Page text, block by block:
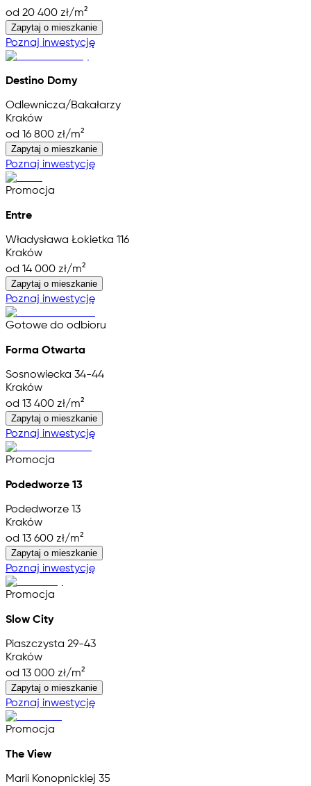
od 20 400 zł/m²
Zapytaj o mieszkanie
Poznaj inwestycję
Destino Domy
Odlewnicza/Bakałarzy
Kraków
od 16 800 zł/m²
Zapytaj o mieszkanie
Poznaj inwestycję
Promocja
Entre
Władysława Łokietka 116
Kraków
od 14 000 zł/m²
Zapytaj o mieszkanie
Poznaj inwestycję
Gotowe do odbioru
Forma Otwarta
Sosnowiecka 34-44
Kraków
od 13 400 zł/m²
Zapytaj o mieszkanie
Poznaj inwestycję
Promocja
Podedworze 13
Podedworze 13
Kraków
od 13 600 zł/m²
Zapytaj o mieszkanie
Poznaj inwestycję
Promocja
Slow City
Piaszczysta 29-43
Kraków
od 13 000 zł/m²
Zapytaj o mieszkanie
Poznaj inwestycję
Promocja
The View
Marii Konopnickiej 35